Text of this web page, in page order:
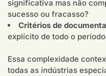
significativa mas não
sucesso ou fracasso?
Critérios de
explícito de todo o
Essa complexidade
todas as indústrias